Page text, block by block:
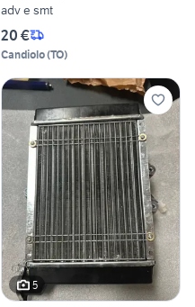
adv e smt
20 €
Candiolo(TO)
5